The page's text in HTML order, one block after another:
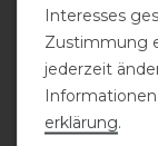
Kentucky
Cooler Fleece
Interesses
Zustimmung
jederzeit
erklärung.